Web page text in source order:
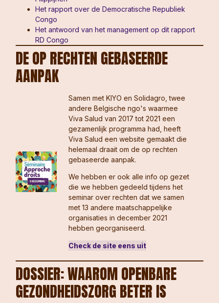
Het rapport over de Democratische Republiek
Congo
Het antwoord van het management op dit rapport
RD Congo
DE OP RECHTEN GEBASEERDE
AANPAK
Samen met KIYO en Solidagro, twee
andere Belgische ngo's waarmee
Viva Salud van 2017 tot 2021 een
gezamenlijk programma had, heeft
Viva Salud een website gemaakt die
helemaal draait om de op rechten
gebaseerde aanpak.
We hebben er ook alle info op gezet
die we hebben gedeeld tijdens het
seminar over rechten dat we samen
met 13 andere maatschappelijke
organisaties in december 2021
hebben georganiseerd.
Check de site eens uit
DOSSIER: WAAROM OPENBARE
GEZONDHEIDSZORG BETER IS